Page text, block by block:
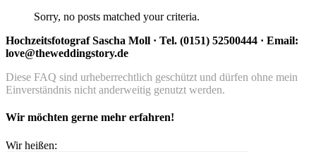
Sorry, no posts matched your criteria.
Hochzeitsfotograf Sascha Moll · Tel. (0151) 52500444 · Email:
love@theweddingstory.de
Diese FAQ sind urheberrechtlich geschützt und dürfen ohne mein
Einverständnis nicht anderweitig genutzt werden.
Wir möchten gerne mehr erfahren!
Wir heißen: